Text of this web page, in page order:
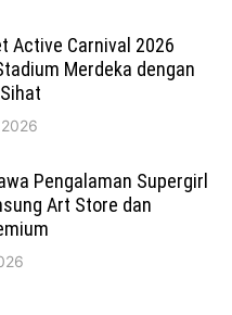
Active Carnival 2026
Merdeka dengan
Pengalaman Supergirl
Art Store dan